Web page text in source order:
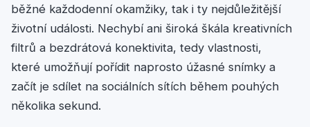
běžné každodenní okamžiky, tak i ty nejdůležitější
životní události. Nechybí ani široká škála kreativních
filtrů a bezdrátová konektivita, tedy vlastnosti,
které umožňují pořídit naprosto úžasné snímky a
začít je sdílet na sociálních sítích během pouhých
několika sekund.